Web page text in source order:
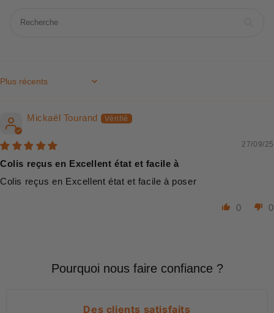
Sort by
Mickaël Tourand
27/09/25
Colis reçus en Excellent état et facile à
Colis reçus en Excellent état et facile à poser
0 0
Pourquoi nous faire confiance ?
Des clients satisfaits